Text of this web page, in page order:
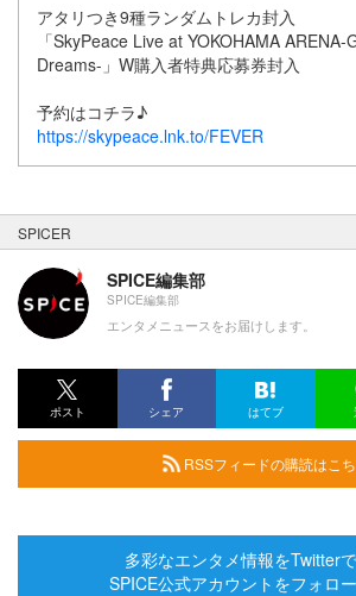
アタリつき9種ランダムトレカ封入
「SkyPeace Live at YOKOHAMA
Dreams-」W購入者特典応募券封入
予約はコチラ♪
https://skypeace.lnk.to/FEVER
SPICER
SPICE編集部
SPICE編集部
エンタメニュースをお届けします。
ポスト シェア はてブ
RSSフィードの購読はこ
多彩なエンタメ情報をTwitter
SPICE公式アカウントをフォロ